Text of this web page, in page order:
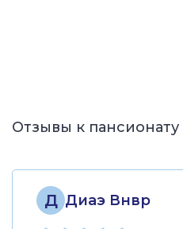
Отзывы к пансионату
Д Диаэ Внвр